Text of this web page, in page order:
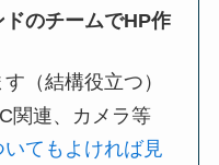
のチームでHP作
（結構役立つ）
関連、カメラ等
てもよければ見